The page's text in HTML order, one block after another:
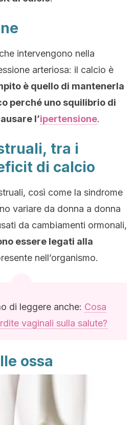
intervengono nella
arteriosa: il calcio è
è quello di mantenerla
perché uno squilibrio di
l’ipertensione.
tra i
di calcio
così come la sindrome
variare da donna a donna
da cambiamenti ormonali,
essere legati alla
nell’organismo.
di leggere anche: Cosa
vaginali sulla salute?
ossa